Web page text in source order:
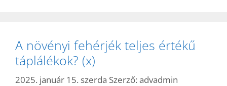
A növényi fehérjék teljes értékű
táplálékok? (x)
2025. január 15. szerda Szerző: advadmin